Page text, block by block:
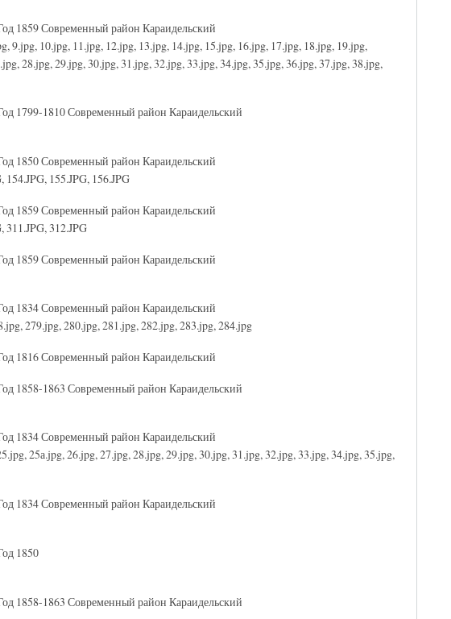
1859 Современный район Караидельский
9.jpg, 10.jpg, 11.jpg, 12.jpg, 13.jpg, 14.jpg, 15.jpg, 16.jpg, 17.jpg, 18.jpg, 19.jpg,
28.jpg, 29.jpg, 30.jpg, 31.jpg, 32.jpg, 33.jpg, 34.jpg, 35.jpg, 36.jpg, 37.jpg, 38.jpg,
1799-1810 Современный район Караидельский
1850 Современный район Караидельский
155.JPG, 156.JPG
1859 Современный район Караидельский
311.JPG, 312.JPG
1859 Современный район Караидельский
1834 Современный район Караидельский
279.jpg, 280.jpg, 281.jpg, 282.jpg, 283.jpg, 284.jpg
1816 Современный район Караидельский
1858-1863 Современный район Караидельский
1834 Современный район Караидельский
25а.jpg, 26.jpg, 27.jpg, 28.jpg, 29.jpg, 30.jpg, 31.jpg, 32.jpg, 33.jpg, 34.jpg, 35.jpg,
1834 Современный район Караидельский
1850
1858-1863 Современный район Караидельский